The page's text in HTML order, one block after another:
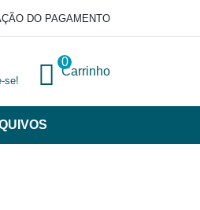
DO PAGAMENTO
se!
0
Carrinho